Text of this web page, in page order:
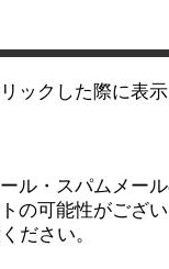
ックした際に表
ル・スパムメー
の可能性がござ
ださい。